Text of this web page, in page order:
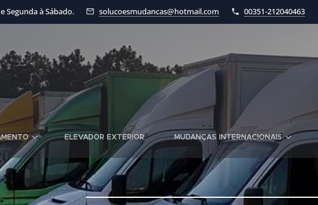
Segunda à Sábado. solucoesmudancas@hotmail.com 00351-212040463
ELEVADOR EXTERIOR MUDANÇAS INTERNACIONAIS